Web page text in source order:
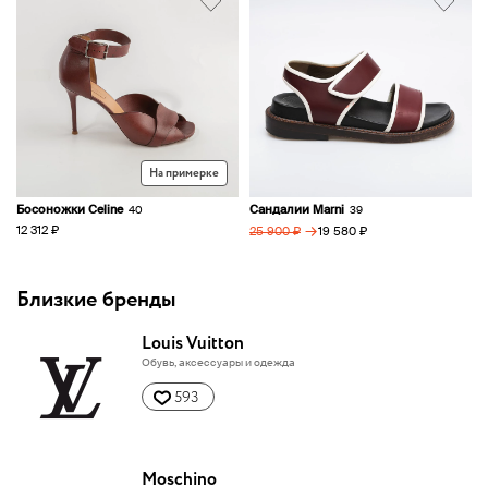
На примерке
Босоножки Celine 40
12 312 ₽
Сандалии Marni 39
25 900 ₽ → 19 580 ₽
Близкие бренды
Louis Vuitton
Обувь, аксессуары и одежда
593
Moschino